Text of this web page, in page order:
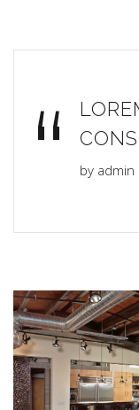
“ by admin